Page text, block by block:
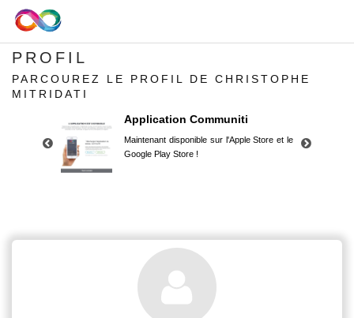
PROFIL
PARCOUREZ LE PROFIL DE CHRISTOPHE
MITRIDATI
Application Communiti
Maintenant disponible sur l'Apple Store et le
Google Play Store !
Google Play Store !